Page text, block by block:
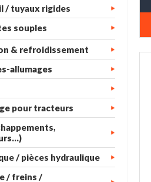
/ tuyaux rigides
souples
& refroidissement
allumages
pour tracteurs
/ pièces hydraulique
/ freins /